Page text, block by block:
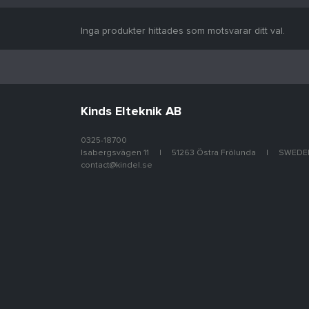
Inga produkter hittades som motsvarar ditt val.
Kinds Elteknik AB
0325-18700
Isabergsvägen 11
51263 Östra Frölunda
contact@kindel.se